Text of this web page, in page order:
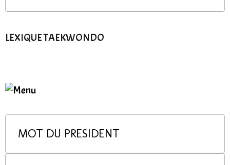
LEXIQUE TAEKWONDO
MOT DU PRESIDENT